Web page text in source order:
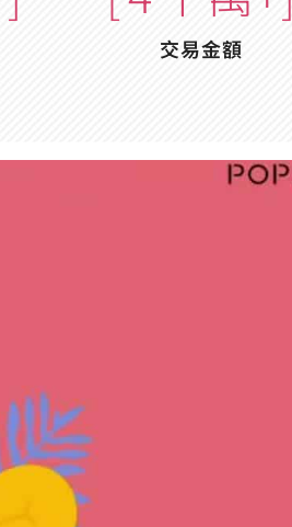
交易金額